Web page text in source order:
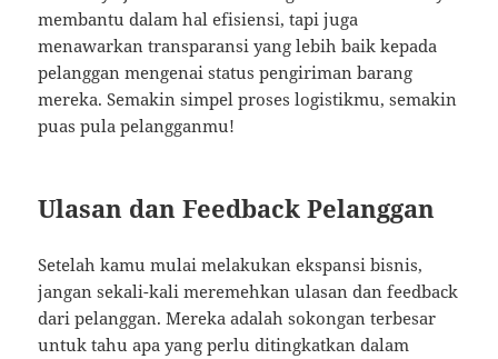
membantu dalam hal efisiensi, tapi juga
menawarkan transparansi yang lebih baik kepada
pelanggan mengenai status pengiriman barang
mereka. Semakin simpel proses logistikmu, semakin
puas pula pelangganmu!
Ulasan dan Feedback Pelanggan
Setelah kamu mulai melakukan ekspansi bisnis,
jangan sekali-kali meremehkan ulasan dan feedback
dari pelanggan. Mereka adalah sokongan terbesar
untuk tahu apa yang perlu ditingkatkan dalam